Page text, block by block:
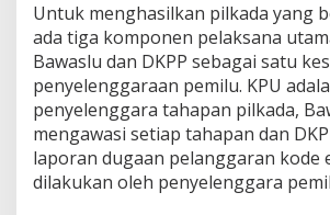
Untuk menghasilkan pilkada yang
ada tiga komponen pelaksana
Bawaslu dan DKPP sebagai satu
penyelenggaraan pemilu. KPU
penyelenggara tahapan pilkada,
mengawasi setiap tahapan dan
laporan dugaan pelanggaran kode
dilakukan oleh penyelenggara